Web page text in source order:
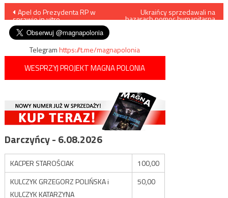
Nawigacja
wpisu
Apel do Prezydenta RP w
sprawie in vitro
Ukraińcy sprzedawali na
bazarach pomoc humanitarną
Telegramhttps://t.me/magnapolonia
WESPRZYJ PROJEKT MAGNA POLONIA
Darczyńcy - 6.08.2026
KACPER STAROŚCIAK
100,00
KULCZYK GRZEGORZ POLIŃSKA i
KULCZYK KATARZYNA
50,00